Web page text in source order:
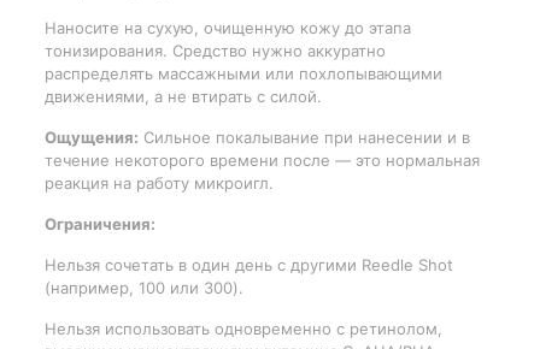
Наносите на сухую, очищенную кожу до этапа
тонизирования. Средство нужно аккуратно
распределять массажными или похлопывающими
движениями, а не втирать с силой.
Ощущения: Сильное покалывание при нанесении и в
течение некоторого времени после — это нормальная
реакция на работу микроигл.
Ограничения:
Нельзя сочетать в один день с другими Reedle Shot
(например, 100 или 300).
Нельзя использовать одновременно с ретинолом,